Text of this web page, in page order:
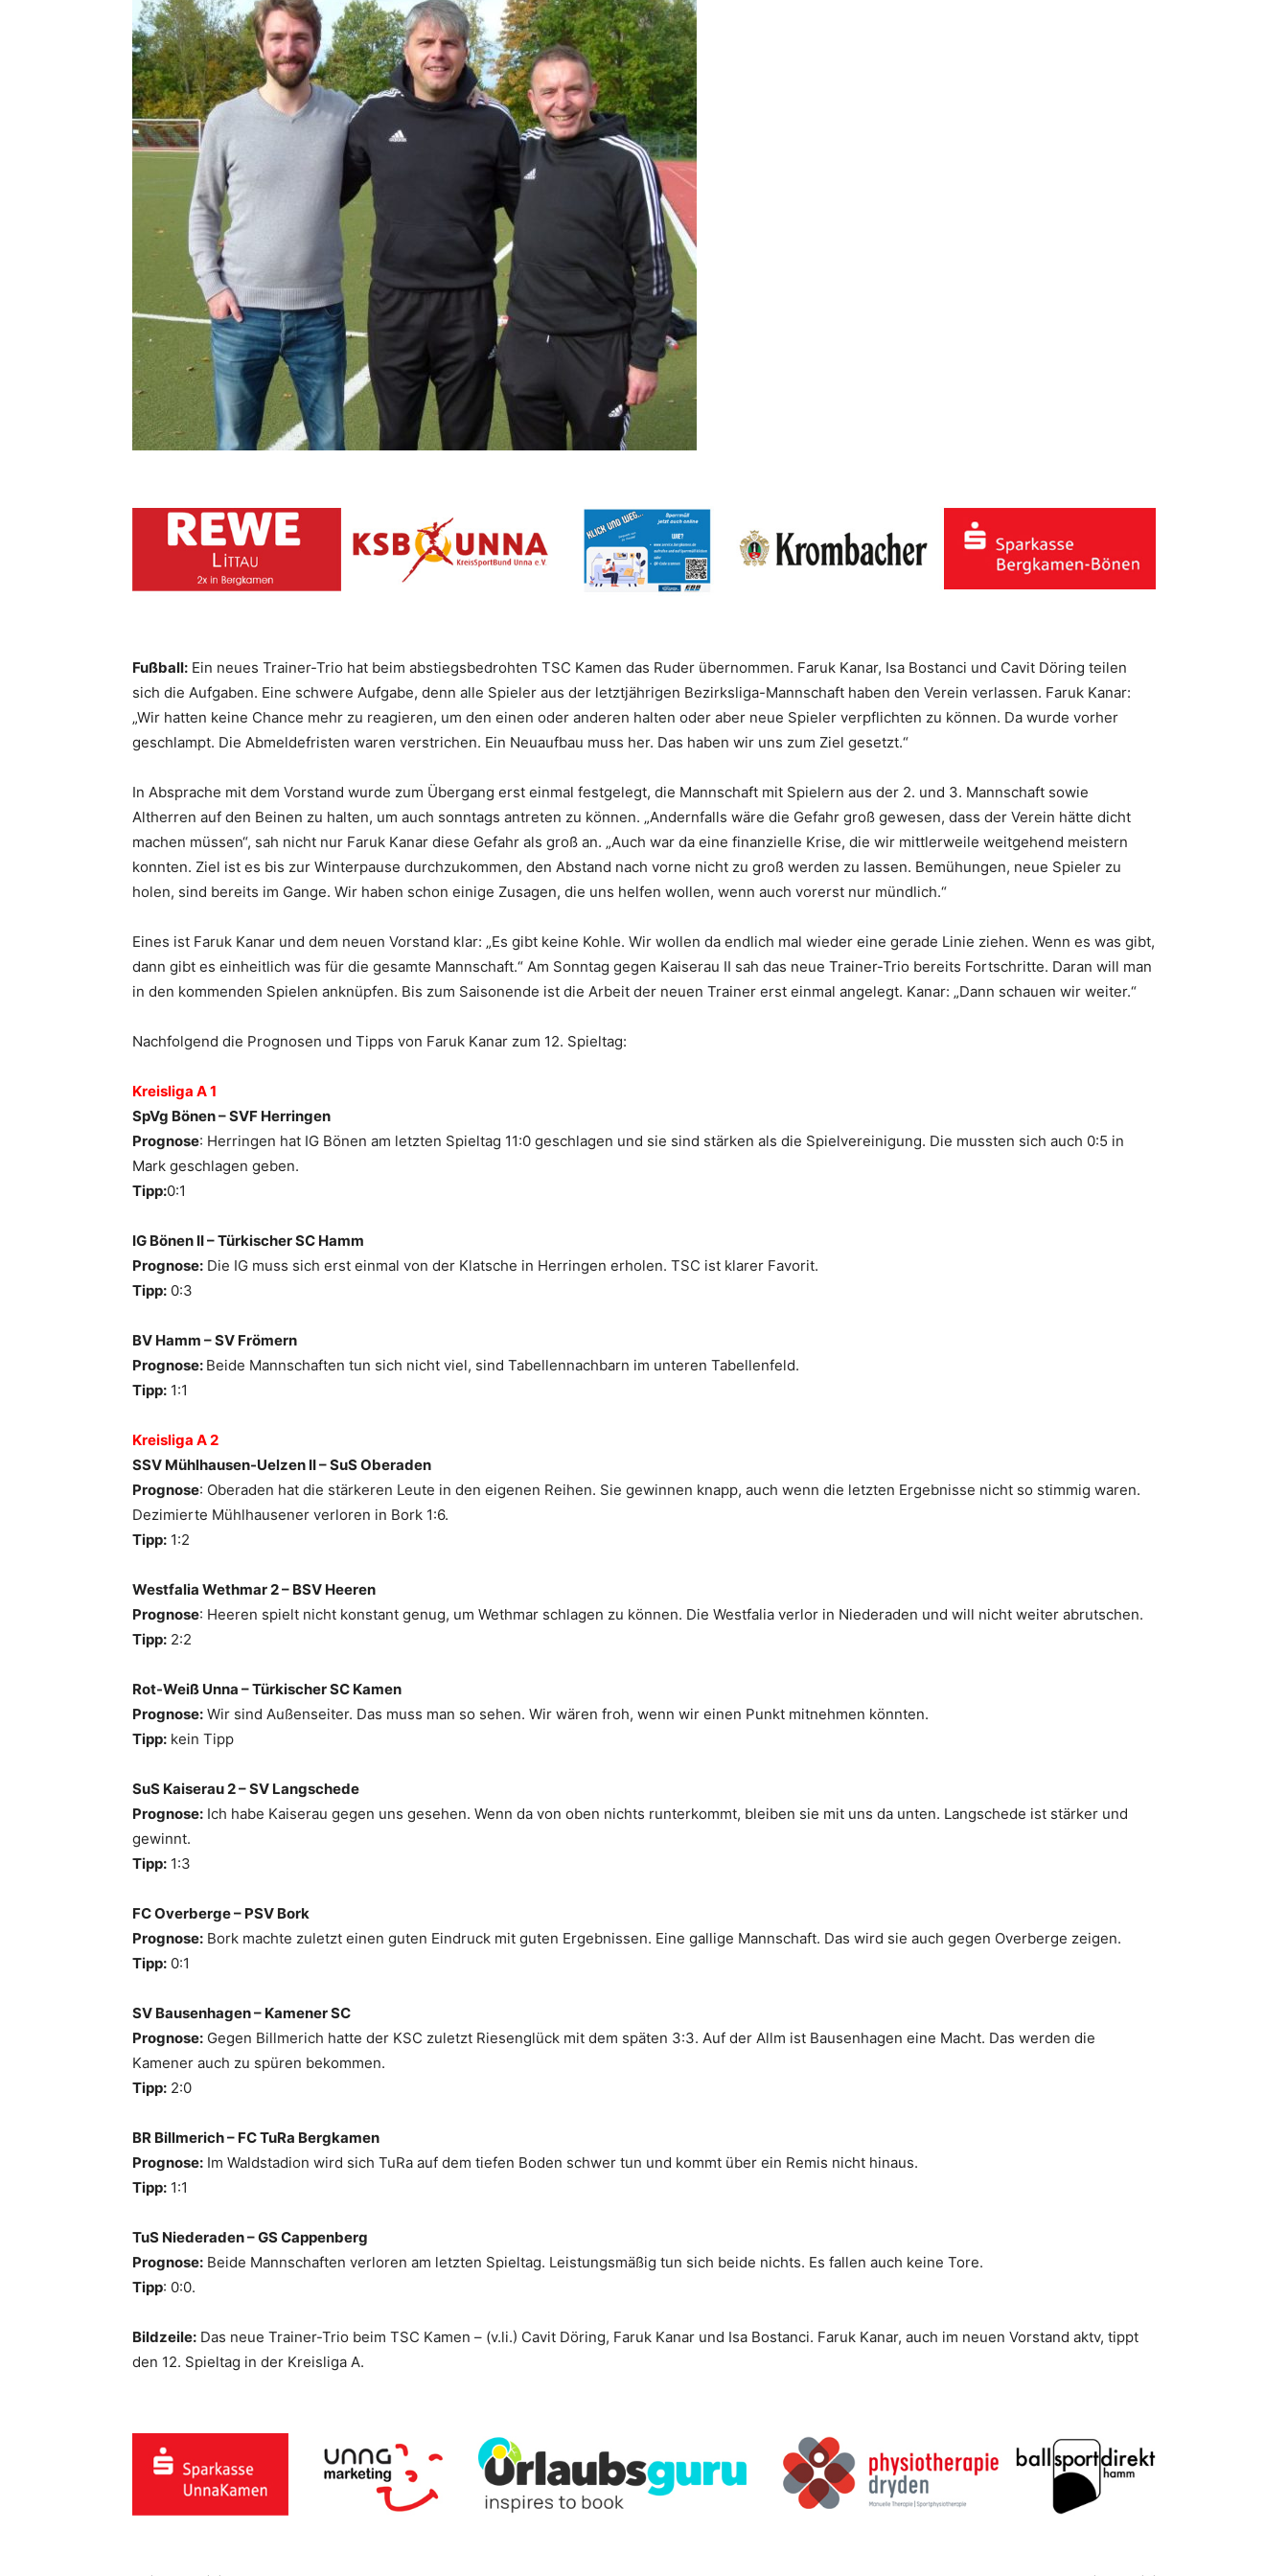
Fußball: Ein neues Trainer-Trio hat beim abstiegsbedrohten TSC Kamen das Ruder übernommen. Faruk Kanar, Isa Bostanci und Cavit Döring teilen
sich die Aufgaben. Eine schwere Aufgabe, denn alle Spieler aus der letztjährigen Bezirksliga-Mannschaft haben den Verein verlassen. Faruk Kanar:
„Wir hatten keine Chance mehr zu reagieren, um den einen oder anderen halten oder aber neue Spieler verpflichten zu können. Da wurde vorher
geschlampt. Die Abmeldefristen waren verstrichen. Ein Neuaufbau muss her. Das haben wir uns zum Ziel gesetzt.“
In Absprache mit dem Vorstand wurde zum Übergang erst einmal festgelegt, die Mannschaft mit Spielern aus der 2. und 3. Mannschaft sowie
Altherren auf den Beinen zu halten, um auch sonntags antreten zu können. „Andernfalls wäre die Gefahr groß gewesen, dass der Verein hätte dicht
machen müssen“, sah nicht nur Faruk Kanar diese Gefahr als groß an. „Auch war da eine finanzielle Krise, die wir mittlerweile weitgehend meistern
konnten. Ziel ist es bis zur Winterpause durchzukommen, den Abstand nach vorne nicht zu groß werden zu lassen. Bemühungen, neue Spieler zu
holen, sind bereits im Gange. Wir haben schon einige Zusagen, die uns helfen wollen, wenn auch vorerst nur mündlich.“
Eines ist Faruk Kanar und dem neuen Vorstand klar: „Es gibt keine Kohle. Wir wollen da endlich mal wieder eine gerade Linie ziehen. Wenn es was gibt,
dann gibt es einheitlich was für die gesamte Mannschaft.“ Am Sonntag gegen Kaiserau II sah das neue Trainer-Trio bereits Fortschritte. Daran will man
in den kommenden Spielen anknüpfen. Bis zum Saisonende ist die Arbeit der neuen Trainer erst einmal angelegt. Kanar: „Dann schauen wir weiter.“
Nachfolgend die Prognosen und Tipps von Faruk Kanar zum 12. Spieltag:
Kreisliga A 1
SpVg Bönen – SVF Herringen
Prognose: Herringen hat IG Bönen am letzten Spieltag 11:0 geschlagen und sie sind stärken als die Spielvereinigung. Die mussten sich auch 0:5 in
Mark geschlagen geben.
Tipp:0:1
IG Bönen II – Türkischer SC Hamm
Prognose: Die IG muss sich erst einmal von der Klatsche in Herringen erholen. TSC ist klarer Favorit.
Tipp: 0:3
BV Hamm – SV Frömern
Prognose: Beide Mannschaften tun sich nicht viel, sind Tabellennachbarn im unteren Tabellenfeld.
Tipp: 1:1
Kreisliga A 2
SSV Mühlhausen-Uelzen II – SuS Oberaden
Prognose: Oberaden hat die stärkeren Leute in den eigenen Reihen. Sie gewinnen knapp, auch wenn die letzten Ergebnisse nicht so stimmig waren.
Dezimierte Mühlhausener verloren in Bork 1:6.
Tipp: 1:2
Westfalia Wethmar 2 – BSV Heeren
Prognose: Heeren spielt nicht konstant genug, um Wethmar schlagen zu können. Die Westfalia verlor in Niederaden und will nicht weiter abrutschen.
Tipp: 2:2
Rot-Weiß Unna – Türkischer SC Kamen
Prognose: Wir sind Außenseiter. Das muss man so sehen. Wir wären froh, wenn wir einen Punkt mitnehmen könnten.
Tipp: kein Tipp
SuS Kaiserau 2 – SV Langschede
Prognose: Ich habe Kaiserau gegen uns gesehen. Wenn da von oben nichts runterkommt, bleiben sie mit uns da unten. Langschede ist stärker und
gewinnt.
Tipp: 1:3
FC Overberge – PSV Bork
Prognose: Bork machte zuletzt einen guten Eindruck mit guten Ergebnissen. Eine gallige Mannschaft. Das wird sie auch gegen Overberge zeigen.
Tipp: 0:1
SV Bausenhagen – Kamener SC
Prognose: Gegen Billmerich hatte der KSC zuletzt Riesenglück mit dem späten 3:3. Auf der Allm ist Bausenhagen eine Macht. Das werden die
Kamener auch zu spüren bekommen.
Tipp: 2:0
BR Billmerich – FC TuRa Bergkamen
Prognose: Im Waldstadion wird sich TuRa auf dem tiefen Boden schwer tun und kommt über ein Remis nicht hinaus.
Tipp: 1:1
TuS Niederaden – GS Cappenberg
Prognose: Beide Mannschaften verloren am letzten Spieltag. Leistungsmäßig tun sich beide nichts. Es fallen auch keine Tore.
Tipp: 0:0.
Bildzeile: Das neue Trainer-Trio beim TSC Kamen – (v.li.) Cavit Döring, Faruk Kanar und Isa Bostanci. Faruk Kanar, auch im neuen Vorstand aktv, tippt
den 12. Spieltag in der Kreisliga A.